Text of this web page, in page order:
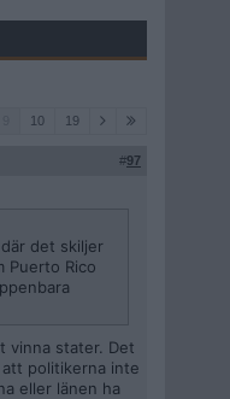
10 19
#97
det skiljer
Puerto Rico
vinna stater. Det
politikerna inte
eller länen ha